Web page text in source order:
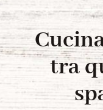
CONTATTACI
tra